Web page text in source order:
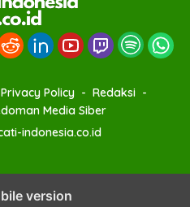
Privacy Policy
Redaksi
Media Siber
indonesia.co.id
version